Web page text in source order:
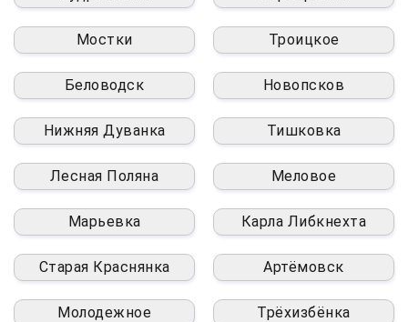
Мостки Троицкое
Беловодск Новопсков
Нижняя Дуванка Тишковка
Лесная Поляна Меловое
Марьевка Карла Либкнехта
Старая Краснянка Артёмовск
Молодежное Трёхизбёнка